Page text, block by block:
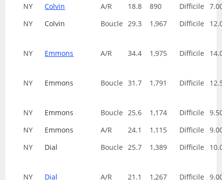
NY
Colvin A/R 18.8 890 Difficile
NY
Colvin Boucle 29.3 1,967 Difficile
NY Emmons A/R 34.4 1,975 Difficile
NY Emmons Boucle 31.7 1,791 Difficile
NY Emmons Boucle 25.6 1,174 Difficile
NY
Emmons A/R 24.1 1,115 Difficile
NY
Dial Boucle 25.7 1,389 Difficile
NY Dial A/R 21.1 1,267 Difficile